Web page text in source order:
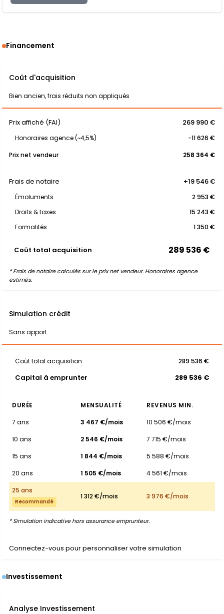
Financement
Coût d'acquisition
Bien ancien, frais réduits non appliqués
Prix affiché (FAI) 269 990 €
Honoraires agence (~4,5%)
-11 626 €
Prix net vendeur
258 364 €
Frais de notaire +19 546 €
Émoluments
2 953 €
Droits & taxes
15 243 €
Formalités
1 350 €
Coût total acquisition 289 536 €
* Frais de notaire calculés sur le prix net vendeur. Honoraires agence
estimés.
Simulation crédit
Sans apport
Coût total acquisition 289 536 €
Capital à emprunter 289 536 €
DURÉE MENSUALITÉ
REVENUS MIN.
7 ans
3 467 €/mois
10 506 €/mois
10 ans
2 546 €/mois
7 715 €/mois
15 ans
1 844 €/mois
5 588 €/mois
20 ans
1 505 €/mois
4 561 €/mois
25 ans
Recommandé
1 312 €/mois 3 976 €/mois
* Simulation indicative hors assurance emprunteur.
Connectez-vous pour personnaliser votre simulation
Investissement
Analyse Investissement